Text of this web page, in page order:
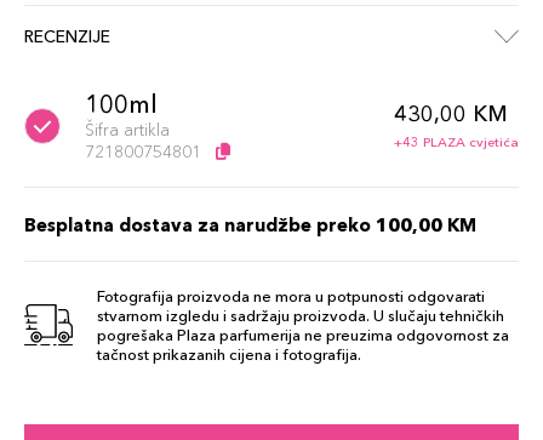
RECENZIJE
100ml
Šifra artikla
721800754801
430,00 KM
+43 PLAZA cvjetića
Besplatna dostava za narudžbe preko 100,00 KM
Fotografija proizvoda ne mora u potpunosti odgovarati
stvarnom izgledu i sadržaju proizvoda. U slučaju tehničkih
pogrešaka Plaza parfumerija ne preuzima odgovornost za
tačnost prikazanih cijena i fotografija.